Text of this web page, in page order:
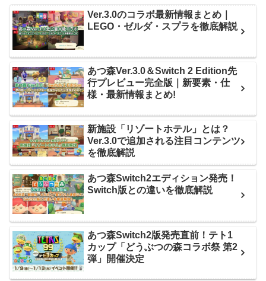
Ver.3.0のコラボ最新情報まとめ｜
LEGO・ゼルダ・スプラを徹底解説
あつ森Ver.3.0＆Switch 2 Edition先
行プレビュー完全版｜新要素・仕
様・最新情報まとめ!
新施設「リゾートホテル」とは？
Ver.3.0で追加される注目コンテンツ
を徹底解説
あつ森Switch2エディション発売！
Switch版との違いを徹底解説
あつ森Switch2版発売直前！テト1
カップ「どうぶつの森コラボ祭 第2
弾」開催決定